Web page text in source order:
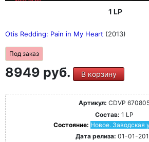
1 LP
Otis Redding: Pain in My Heart (2013)
Под заказ
8949 руб. В корзину
Артикул: CDVP
Состав: 1 LP
Состояние: Новое. Заводская
Дата релиза: 01-01-